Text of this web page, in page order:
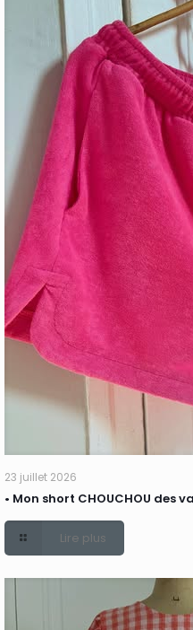
23 juillet 2026
• Mon short CHOUCHOU des
Lire plus